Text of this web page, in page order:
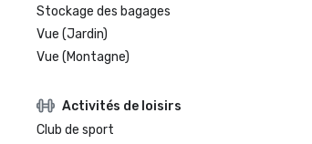
Stockage des bagages
Vue (Jardin)
Vue (Montagne)
Activités de loisirs
Club de sport